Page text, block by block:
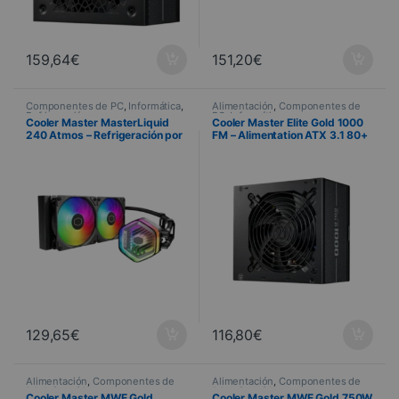
159,64€ 151,20€
Componentes de PC, Informática,
Refrigeración
Cooler Master MasterLiquid
240 Atmos – Refrigeración por
129,65€
Alimentación, Componentes de
PC Informática
Cooler Master Elite Gold 1000
FM – Alimentation ATX 3.1 80+
116,80€
Alimentación, Componentes de
PC Informática
Alimentación, Componentes de
PC Informática